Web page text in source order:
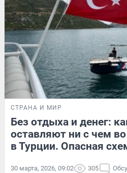
СТРАНА И МИР
Без отдыха и денег:
оставляют ни с чем
в Турции. Опасная
30 марта, 2026, 09:02 305